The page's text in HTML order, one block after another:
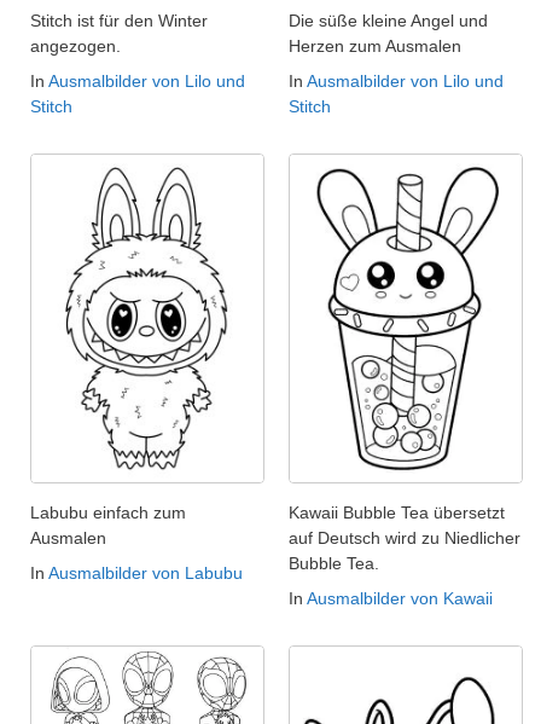
Stitch ist für den Winter
angezogen.
In Ausmalbilder von Lilo und
Stitch
Die süße kleine Angel und
Herzen zum Ausmalen
In Ausmalbilder von Lilo und
Stitch
Labubu einfach zum
Ausmalen
In Ausmalbilder von Labubu
Kawaii Bubble Tea übersetzt
auf Deutsch wird zu Niedlicher
Bubble Tea.
In Ausmalbilder von Kawaii